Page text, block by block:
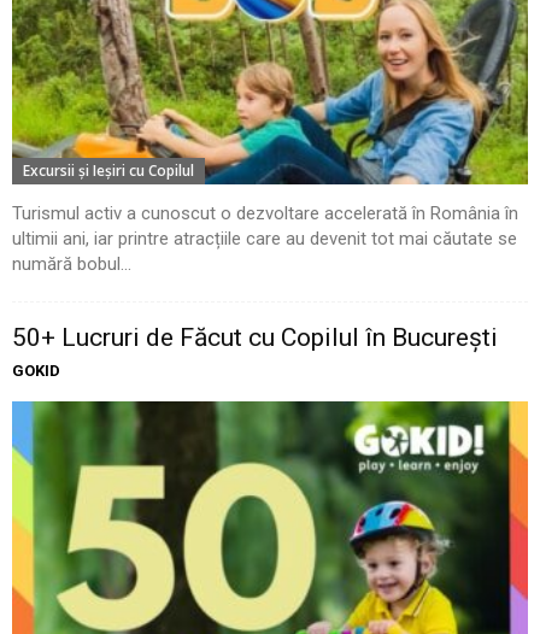
Excursii şi Ieşiri cu Copilul
Turismul activ a cunoscut o dezvoltare accelerată în România în
ultimii ani, iar printre atracțiile care au devenit tot mai căutate se
numără bobul...
50+ Lucruri de Făcut cu Copilul în București
GOKID